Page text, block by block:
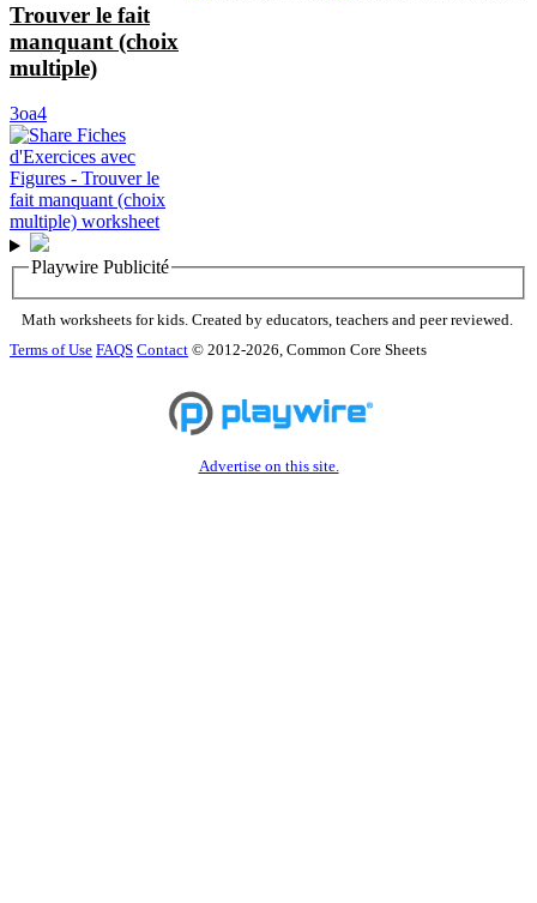
Trouver le fait
manquant (choix
multiple)
3oa4
Playwire Publicité
Math worksheets for kids. Created by educators, teachers and peer reviewed.
Terms of Use FAQS Contact © 2012-2026, Common Core Sheets
Advertise on this site.